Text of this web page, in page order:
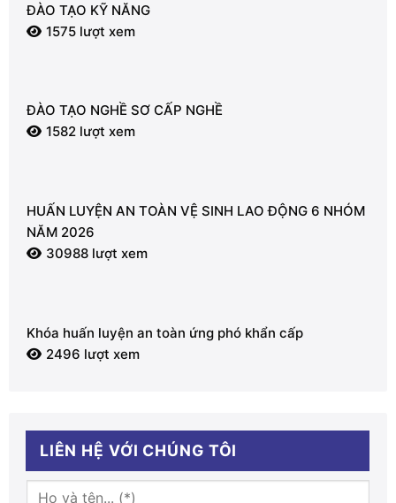
ĐÀO TẠO KỸ NĂNG
1575 lượt xem
ĐÀO TẠO NGHỀ SƠ CẤP NGHỀ
1582 lượt xem
HUẤN LUYỆN AN TOÀN VỆ SINH LAO ĐỘNG 6 NHÓM
NĂM 2026
30988 lượt xem
Khóa huấn luyện an toàn ứng phó khẩn cấp
2496 lượt xem
LIÊN HỆ VỚI CHÚNG TÔI